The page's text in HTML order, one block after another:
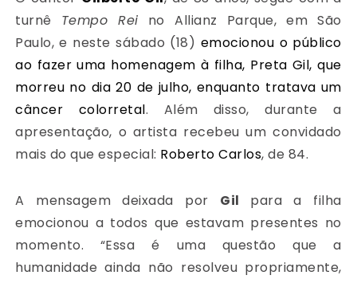
turnê Tempo Rei no Allianz Parque, em São
Paulo, e neste sábado (18) emocionou o público
ao fazer uma homenagem à filha, Preta Gil, que
morreu no dia 20 de julho, enquanto tratava um
câncer colorretal. Além disso, durante a
apresentação, o artista recebeu um convidado
mais do que especial: Roberto Carlos, de 84.
A mensagem deixada por Gil para a filha
emocionou a todos que estavam presentes no
momento. “Essa é uma questão que a
humanidade ainda não resolveu propriamente,